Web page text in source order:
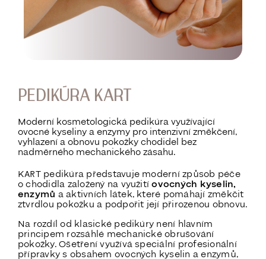
PEDIKÚRA KART
Moderní kosmetologická pedikúra využívající
ovocné kyseliny a enzymy pro intenzivní změkčení,
vyhlazení a obnovu pokožky chodidel bez
nadměrného mechanického zásahu.
KART pedikúra představuje moderní způsob péče
o chodidla založený na využitíovocných kyselin,
enzymů a aktivních látek, které pomáhají změkčit
ztvrdlou pokožku a podpořit její přirozenou obnovu.
Na rozdíl od klasické pedikúry není hlavním
principem rozsáhlé mechanické obrušování
pokožky. Ošetření využívá speciální profesionální
přípravky s obsahem ovocných kyselin a enzymů,